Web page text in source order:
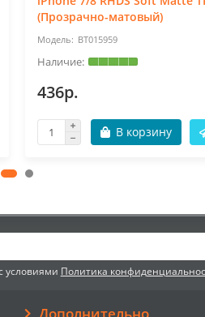
(Прозрачно-матовый)
BT015959
436р.
В корзину
условиями Политика